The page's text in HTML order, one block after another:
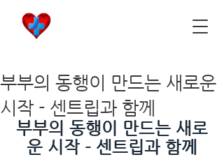
부부의 동행이 만드는 새로운
시작 - 센트립과 함께
부부의 동행이 만드는 새로
운 시작 - 센트립과 함께